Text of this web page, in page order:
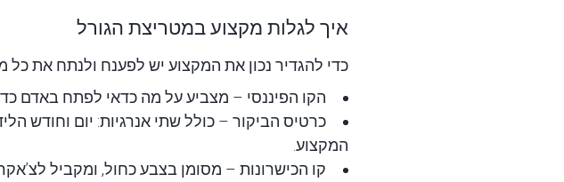
איך לגלות מקצוע במטריצת הגורל
כדי להגדיר נכון את המקצוע יש לפענח ולנתח את כל
הקו הפיננסי – מצביע על מה כדאי לפתח באדם
כרטיס הביקור – כולל שתי אנרגיות: יום וחודש
המקצוע.
קו הכישרונות – מסומן בצבע כחול, ומקביל